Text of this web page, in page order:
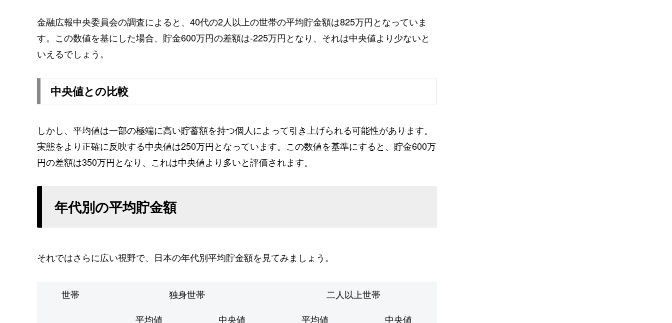
金融広報中央委員会の調査によると、40代の2人以上の世帯の平均貯金額は825万円となっていま
す。この数値を基にした場合、貯金600万円の差額は-225万円となり、それは中央値より少ないと
いえるでしょう。
中央値との比較
しかし、平均値は一部の極端に高い貯蓄額を持つ個人によって引き上げられる可能性があります。
実態をより正確に反映する中央値は250万円となっています。この数値を基準にすると、貯金600万
円の差額は350万円となり、これは中央値より多いと評価されます。
年代別の平均貯金額
それではさらに広い視野で、日本の年代別平均貯金額を見てみましょう。
世帯 独身世帯
二人以上世帯
平均値
中央値 平均値
中央値